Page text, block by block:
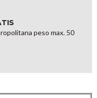
peso max. 50